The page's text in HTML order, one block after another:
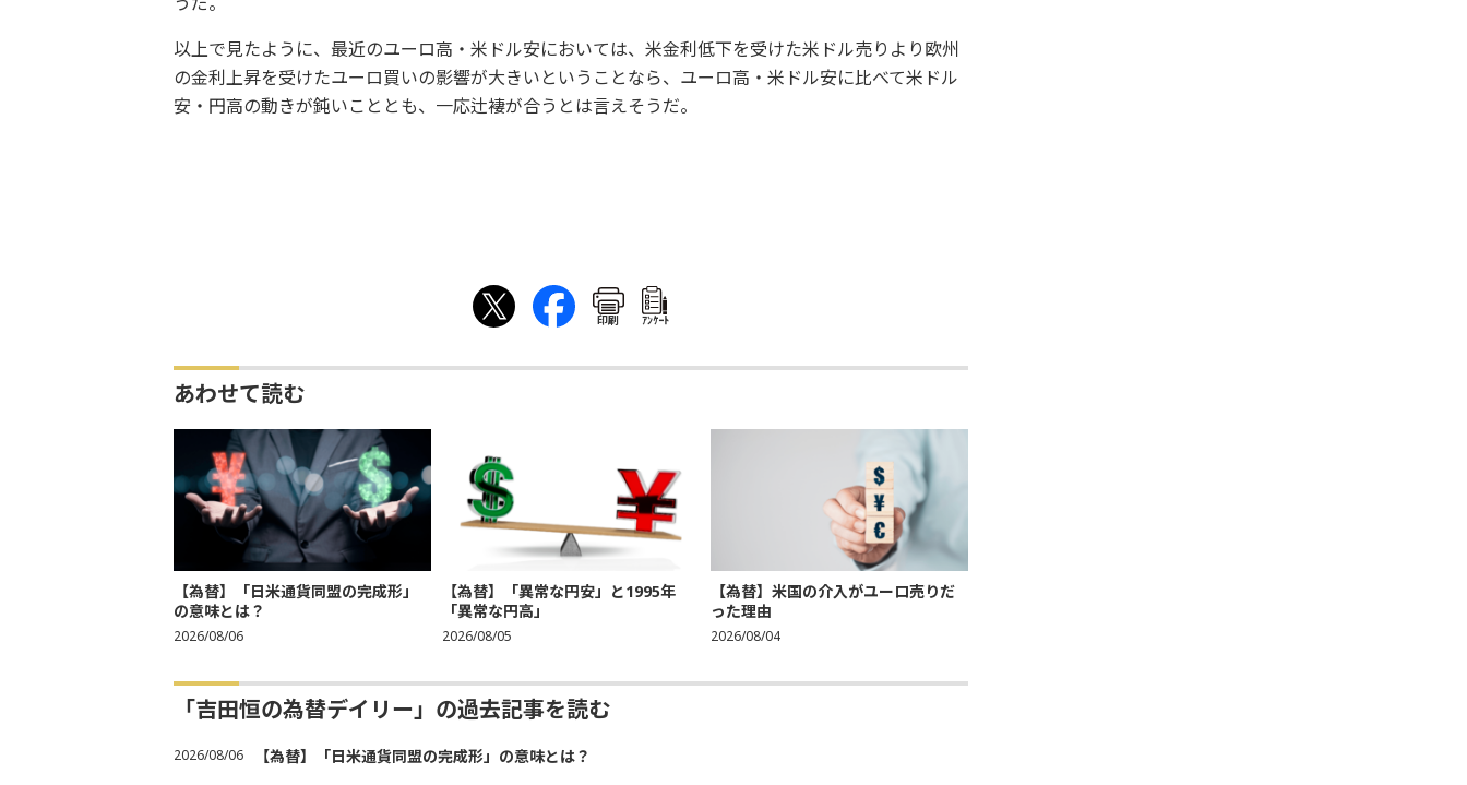
以上で見たように、最近のユーロ高・米ドル安においては、米金利低下を受けた米ドル売りより欧州
の金利上昇を受けたユーロ買いの影響が大きいということなら、ユーロ高・米ドル安に比べて米ドル
安・円高の動きが鈍いこととも、一応辻褄が合うとは言えそうだ。
印刷 ｱﾝｹｰﾄ
あわせて読む
【為替】「日米通貨同盟の完成形」
の意味とは？
2026/08/06
【為替】「異常な円安」と1995年
「異常な円高」
2026/08/05
【為替】米国の介入がユーロ売りだ
った理由
2026/08/04
「吉田恒の為替デイリー」の過去記事を読む
2026/08/06 【為替】「日米通貨同盟の完成形」の意味とは？